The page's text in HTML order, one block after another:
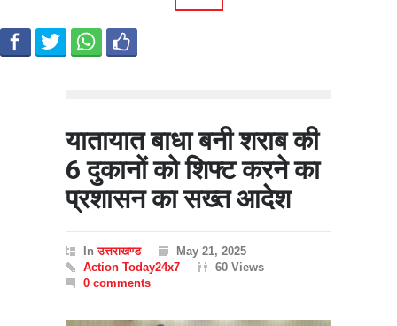
यातायात बाधा बनी शराब की
6 दुकानों को शिफ्ट करने का
प्रशासन का सख्त आदेश
Inउत्तराखण्ड
May 21, 2025
Action Today24x7
60 Views
0 comments